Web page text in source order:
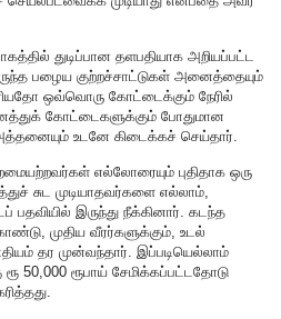
துடிப்பான தளபதியாக அறியப்பட்ட
பழைய குற்றச்சாட்டுகள் அனைத்தையும்
ஒவ்வொரு கோட்டைக்கும் நேரில்
கோட்டைகளுக்கும் போதுமான
உடனே கிடைக்கச் செய்தார்.
எல்லோரையும் புதிதாக ஒரு
சுட முடியாதவர்களை எல்லாம்,
பதவியில் இருந்து நீக்கினார். கடந்த
முதிய வீரர்களுக்கும், உடல்
தர முன்வந்தார். இப்படியெல்லாம்
50,000 ரூபாய் சேமிக்கப்பட்டதோடு